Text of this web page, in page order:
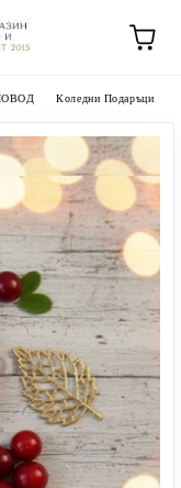
Коледни Подаръци